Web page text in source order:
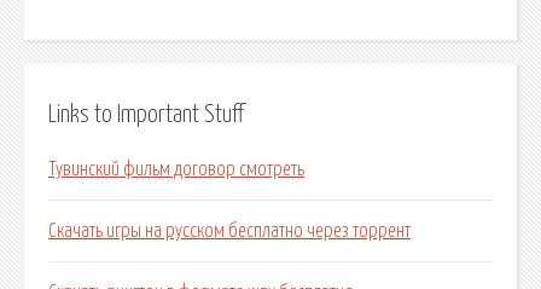
Links to Important Stuff
Тувинский фильм договор смотреть
Скачать игры на русском бесплатно через торрент